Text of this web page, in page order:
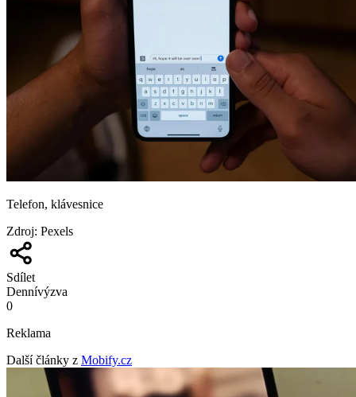
Telefon, klávesnice
Zdroj: Pexels
Sdílet
Dennívýzva
0
Reklama
Další články z Mobify.cz